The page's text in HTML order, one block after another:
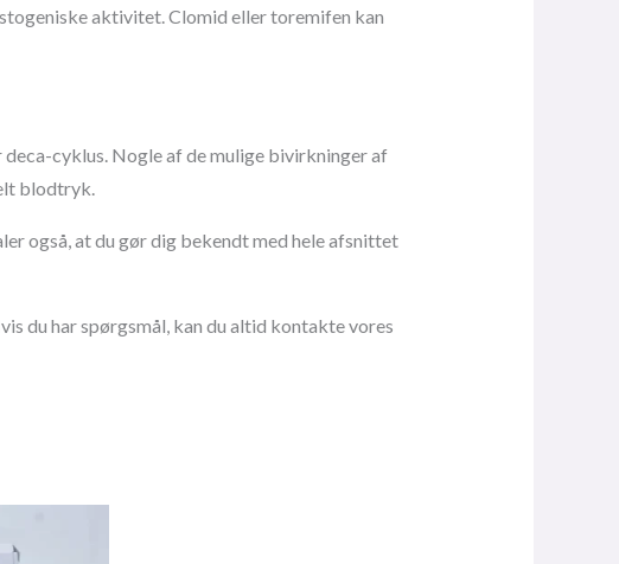
aktivitet. Clomid eller toremifen kan
cyklus. Nogle af de mulige bivirkninger af
blodtryk.
også, at du gør dig bekendt med hele afsnittet
du har spørgsmål, kan du altid kontakte vores